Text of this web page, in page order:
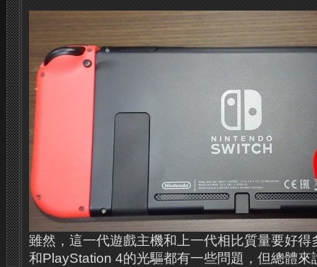
雖然，這一代遊戲主機和上一代相比質量要好得
和PlayStation 4的光驅都有一些問題，但總體來